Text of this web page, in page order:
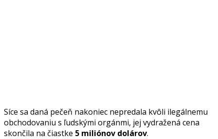
Síce sa daná pečeň nakoniec nepredala kvôli ilegálnemu
obchodovaniu s ľudskými orgánmi, jej vydražená cena
skončila na čiastke 5 miliónov dolárov.